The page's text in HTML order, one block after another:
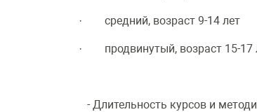
· средний, возраст 9-14 лет
· продвинутый, возраст 15-17
- Длительность курсов и